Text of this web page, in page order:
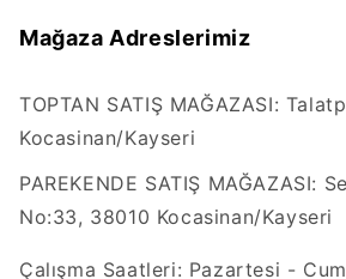
Mağaza Adreslerimiz
TOPTAN SATIŞ MAĞAZASI:
Kocasinan/Kayseri
PAREKENDE SATIŞ MAĞAZASI:
No:33, 38010 Kocasinan/Kayseri
Çalışma Saatleri: Pazartesi -